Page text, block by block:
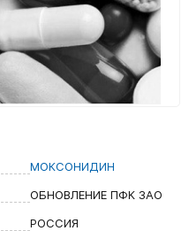
МОКСОНИДИН
ОБНОВЛЕНИЕ ПФК ЗАО
РОССИЯ